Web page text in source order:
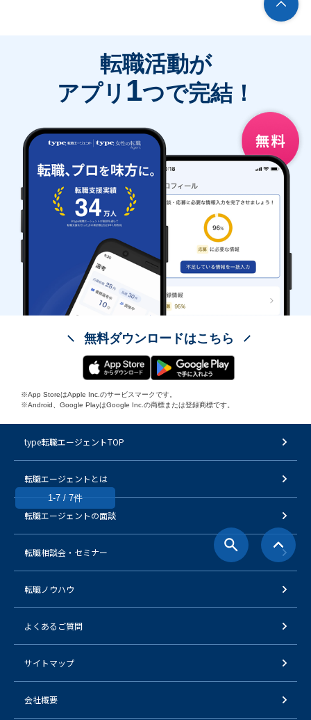
1-7 / 7件
転職活動が
アプリ 1つで完結！
無料ダウンロードはこちら
※App StoreはApple Inc.のサービスマークです。
※Android、Google PlayはGoogle Inc.の商標または登録商標です。
type転職エージェントTOP
転職エージェントとは
転職エージェントの面談
転職相談会・セミナー
転職ノウハウ
よくあるご質問
サイトマップ
会社概要